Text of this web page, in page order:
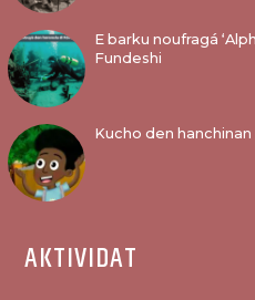
E barku noufragá
Fundeshi
Kucho den
AKTIVIDAT